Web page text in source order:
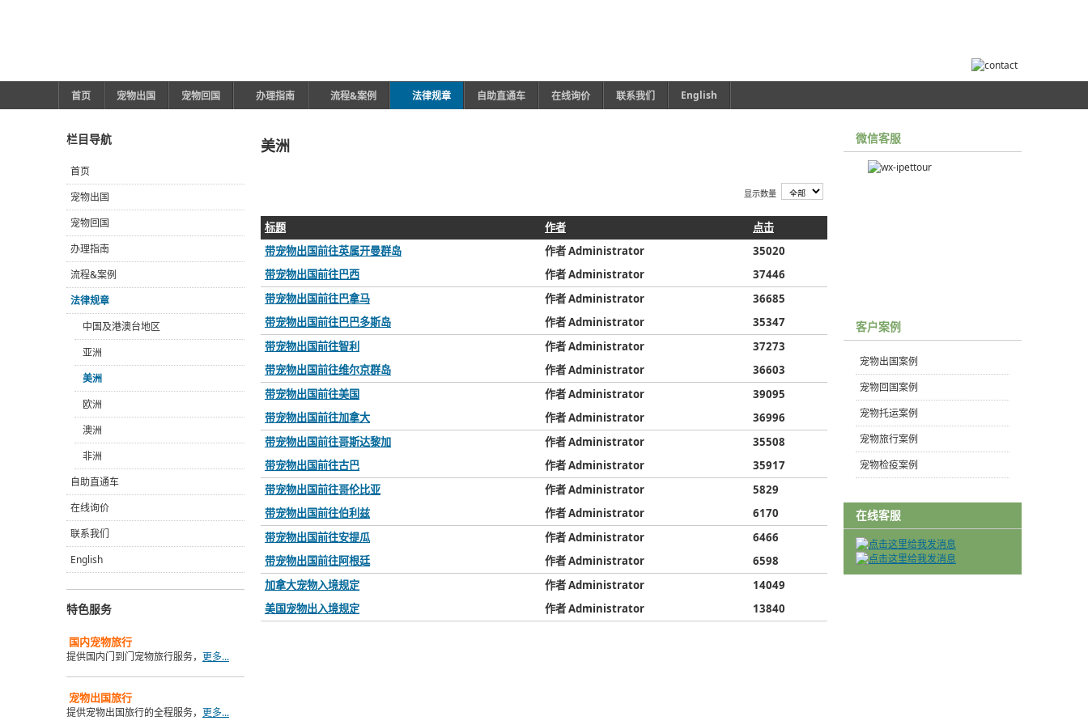
首页 宠物出国 宠物回国 办理指南 流程&案例 法律规章 自助直通车 在线询价 联系我们 English
美洲
显示数量
标题 作者
点击
带宠物出国前往英属开曼群岛
作者 Administrator
35020
带宠物出国前往巴西
作者 Administrator
37446
带宠物出国前往巴拿马
作者 Administrator
36685
带宠物出国前往巴巴多斯岛
作者 Administrator
35347
带宠物出国前往智利
作者 Administrator
37273
带宠物出国前往维尔京群岛
作者 Administrator
36603
带宠物出国前往美国
作者 Administrator
39095
带宠物出国前往加拿大
作者 Administrator
36996
带宠物出国前往哥斯达黎加
作者 Administrator
35508
带宠物出国前往古巴
作者 Administrator
35917
带宠物出国前往哥伦比亚
作者 Administrator
5829
带宠物出国前往伯利兹
作者 Administrator
6170
带宠物出国前往安提瓜
作者 Administrator
6466
带宠物出国前往阿根廷
作者 Administrator
6598
加拿大宠物入境规定
作者 Administrator
14049
美国宠物出入境规定
作者 Administrator 13840
栏目导航
首页
宠物出国
宠物回国
办理指南
流程&案例
法律规章
中国及港澳台地区
亚洲
美洲
欧洲
澳洲
非洲
自助直通车
在线询价
联系我们
English
特色服务
国内宠物旅行
提供国内门到门宠物旅行服务， 更多...
宠物出国旅行
提供宠物出国旅行的全程服务， 更多...
微信客服
客户案例
宠物出国案例
宠物回国案例
宠物托运案例
宠物旅行案例
宠物检疫案例
在线客服